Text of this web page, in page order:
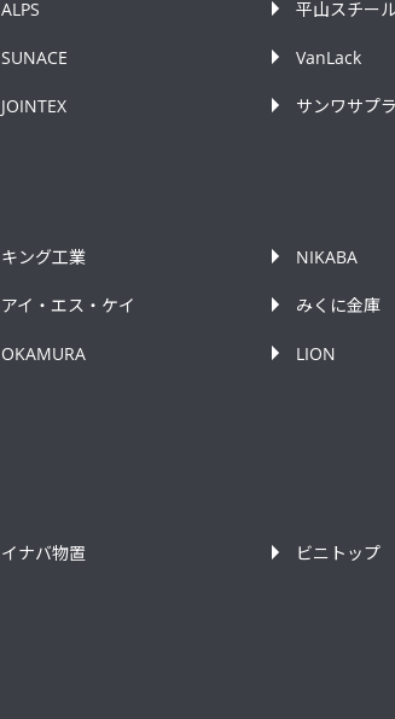
ALPS 平山スチー
SUNACE VanLack
JOINTEX サンワサプ
キング工業 NIKABA
アイ・エス・ケイ みくに金庫
OKAMURA LION
イナバ物置 ビニトップ